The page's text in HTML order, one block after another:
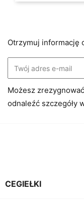
Otrzymuj informację
Możesz
odnaleźć szczegóły
CEGIEŁKI